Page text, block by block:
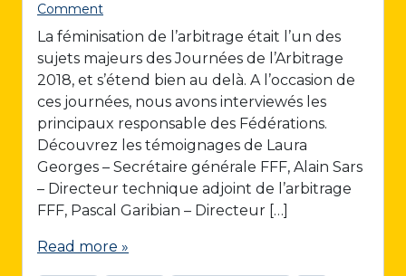
Comment
La féminisation de l’arbitrage était l’un des
sujets majeurs des Journées de l’Arbitrage
2018, et s’étend bien au delà. A l’occasion de
ces journées, nous avons interviewés les
principaux responsable des Fédérations.
Découvrez les témoignages de Laura
Georges – Secrétaire générale FFF, Alain Sars
– Directeur technique adjoint de l’arbitrage
FFF, Pascal Garibian – Directeur […]
Read more »